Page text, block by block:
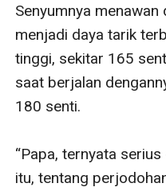
Senyumnya
menjadi daya tarik
tinggi, sekitar 165
saat berjalan
180 senti.
“Papa, ternyata
itu, tentang